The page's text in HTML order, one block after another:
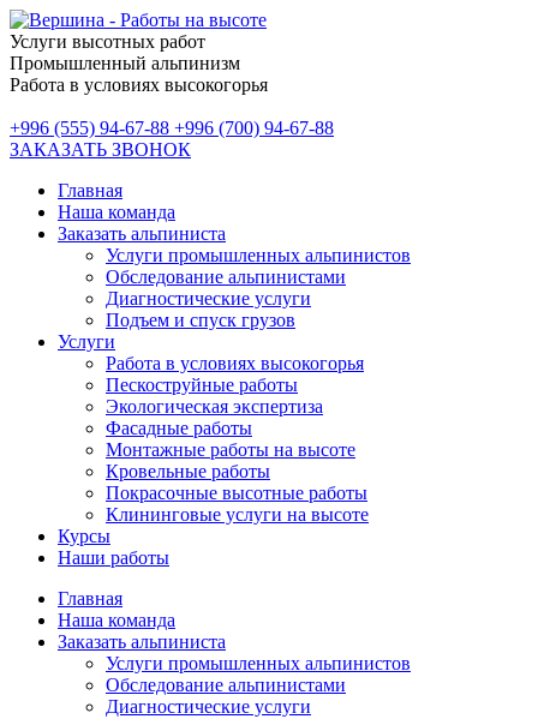
Услуги высотных работ
Промышленный альпинизм
Работа в условиях высокогорья
+996 (555) 94-67-88 +996 (700) 94-67-88
ЗАКАЗАТЬ ЗВОНОК
Главная
Наша команда
Заказать альпиниста
Услуги промышленных альпинистов
Обследование альпинистами
Диагностические услуги
Подъем и спуск грузов
Услуги
Работа в условиях высокогорья
Пескоструйные работы
Экологическая экспертиза
Фасадные работы
Монтажные работы на высоте
Кровельные работы
Покрасочные высотные работы
Клининговые услуги на высоте
Курсы
Наши работы
Главная
Наша команда
Заказать альпиниста
Услуги промышленных альпинистов
Обследование альпинистами
Диагностические услуги